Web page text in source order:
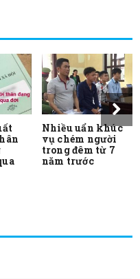
Nhiều uẩn khúc
vụ chém người
trong đêm từ 7
năm trước